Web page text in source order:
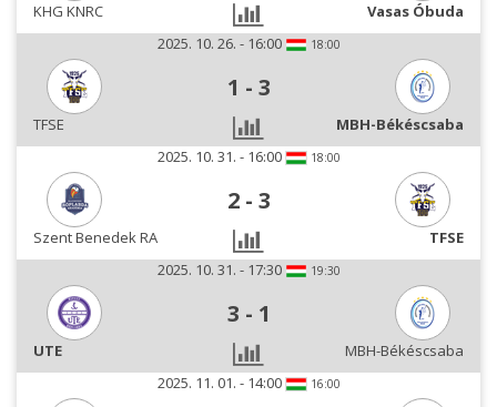
KHG KNRC
Vasas Óbuda
2025. 10. 26. - 16:00
18:00
1 - 3
TFSE
MBH-Békéscsaba
2025. 10. 31. - 16:00
18:00
2 - 3
Szent Benedek RA
TFSE
2025. 10. 31. - 17:30
19:30
3 - 1
UTE
MBH-Békéscsaba
2025. 11. 01. - 14:00
16:00